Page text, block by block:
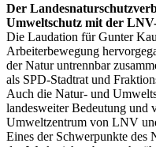
Der
Umweltschutz mit der
Die Laudation für Gunter
Arbeiterbewegung
der Natur untrennbar
als SPD-Stadtrat und
Auch die Natur- und
landesweiter Bedeutung und
Umweltzentrum von LNV
Eines der Schwerpunkte des